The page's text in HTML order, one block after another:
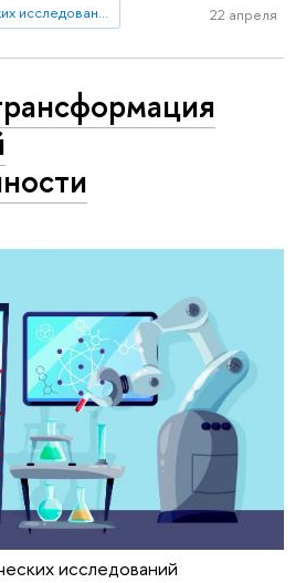
Институт статистических исследований и экономики знаний 22 апреля
исследований